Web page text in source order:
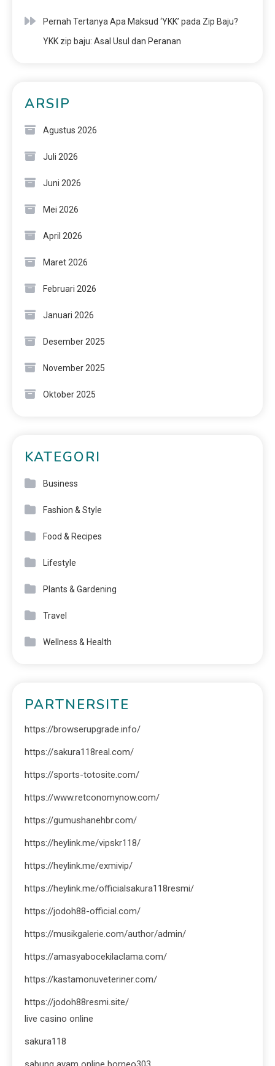
Pernah Tertanya Apa Maksud ‘YKK’ pada Zip Baju?
YKK zip baju: Asal Usul dan Peranan
ARSIP
Agustus 2026
Juli 2026
Juni 2026
Mei 2026
April 2026
Maret 2026
Februari 2026
Januari 2026
Desember 2025
November 2025
Oktober 2025
KATEGORI
Business
Fashion & Style
Food & Recipes
Lifestyle
Plants & Gardening
Travel
Wellness & Health
PARTNERSITE
https://browserupgrade.info/
https://sakura118real.com/
https://sports-totosite.com/
https://www.retconomynow.com/
https://gumushanehbr.com/
https://heylink.me/vipskr118/
https://heylink.me/exmivip/
https://heylink.me/officialsakura118resmi/
https://jodoh88-official.com/
https://musikgalerie.com/author/admin/
https://amasyabocekilaclama.com/
https://kastamonuveteriner.com/
https://jodoh88resmi.site/
live casino online
sakura118